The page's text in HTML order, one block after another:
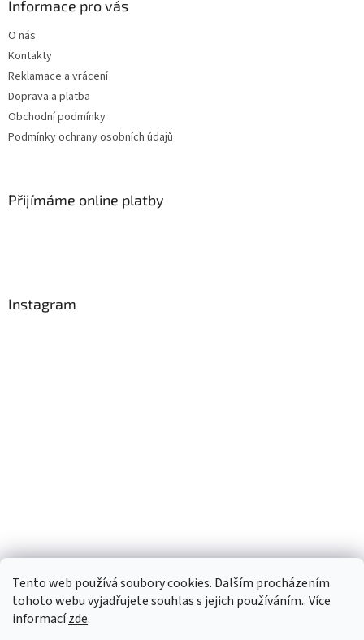
Tento web používá soubory cookies. Dalším procházením
tohoto webu vyjadřujete souhlas s jejich používáním.. Více
informacízde.
Informace pro vás
O nás
Kontakty
Reklamace a vrácení
Doprava a platba
Obchodní podmínky
Podmínky ochrany osobních údajů
Přijímáme online platby
Instagram
Sledovat na Instagramu